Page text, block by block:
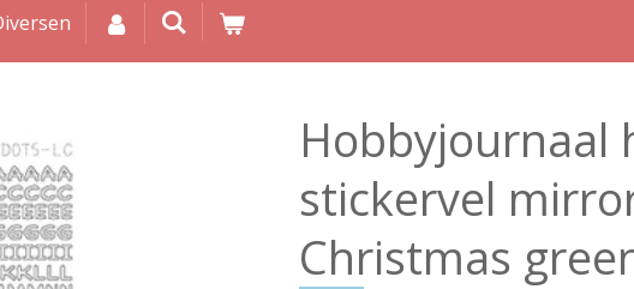
Hobbyjournaal
stickervel
Christmas